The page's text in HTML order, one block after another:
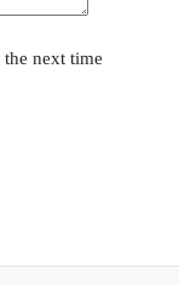
next time